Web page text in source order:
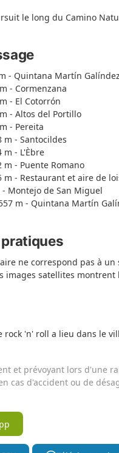
le long du Camino
- Quintana Martín
- Cormenzana
- El Cotorrón
- Altos del Portillo
- Pereita
m - Santocildes
- L'Èbre
- Puente Romano
m - Restaurant et aire de
Montejo de San Miguel
m - Quintana Martín
ne correspond pas à
images satellites
rock 'n' roll a lieu dans le
et prévoyant lors d'une
cas d'accident ou de